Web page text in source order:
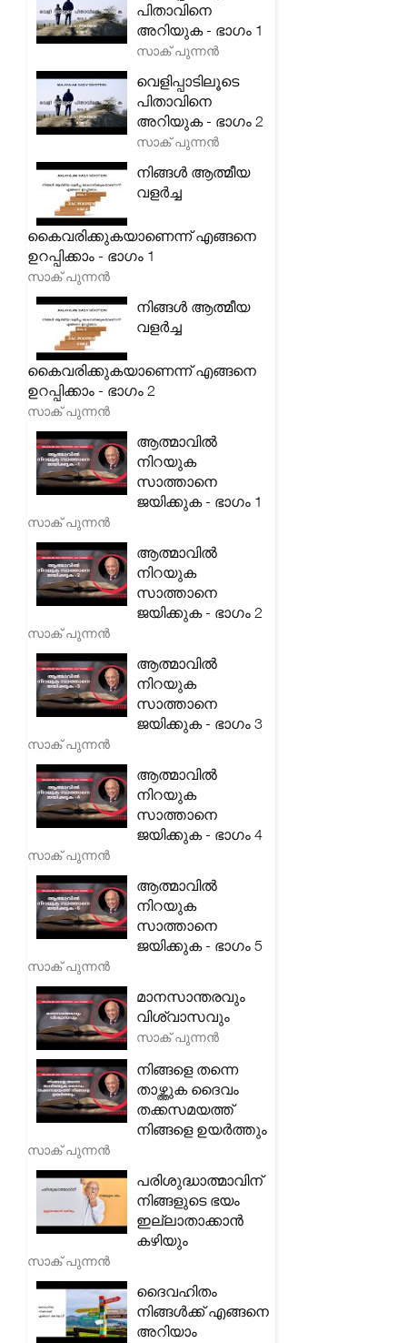
പിതാവിനെ
അറിയുക - ഭാഗം 1
സാക് പുന്നൻ
വെളിപ്പാടിലൂടെ
പിതാവിനെ
അറിയുക - ഭാഗം 2
സാക് പുന്നൻ
നിങ്ങൾ ആത്മീയ
വളർച്ച
കൈവരിക്കുകയാണെന്ന് എങ്ങനെ
ഉറപ്പിക്കാം - ഭാഗം 1
സാക് പുന്നൻ
നിങ്ങൾ ആത്മീയ
വളർച്ച
കൈവരിക്കുകയാണെന്ന് എങ്ങനെ
ഉറപ്പിക്കാം - ഭാഗം 2
സാക് പുന്നൻ
ആത്മാവിൽ
നിറയുക
സാത്താനെ
ജയിക്കുക - ഭാഗം 1
സാക് പുന്നൻ
ആത്മാവിൽ
നിറയുക
സാത്താനെ
ജയിക്കുക - ഭാഗം 2
സാക് പുന്നൻ
ആത്മാവിൽ
നിറയുക
സാത്താനെ
ജയിക്കുക - ഭാഗം 3
സാക് പുന്നൻ
ആത്മാവിൽ
നിറയുക
സാത്താനെ
ജയിക്കുക - ഭാഗം 4
സാക് പുന്നൻ
ആത്മാവിൽ
നിറയുക
സാത്താനെ
ജയിക്കുക - ഭാഗം 5
സാക് പുന്നൻ
മാനസാന്തരവും
വിശ്വാസവും
സാക് പുന്നൻ
നിങ്ങളെ തന്നെ
താഴ്ത്തുക ദൈവം
തക്കസമയത്ത്
നിങ്ങളെ ഉയർത്തും
സാക് പുന്നൻ
പരിശുദ്ധാത്മാവിന്
നിങ്ങളുടെ ഭയം
ഇല്ലാതാക്കാൻ
കഴിയും
സാക് പുന്നൻ
ദൈവഹിതം
നിങ്ങൾക്ക് എങ്ങനെ
അറിയാം